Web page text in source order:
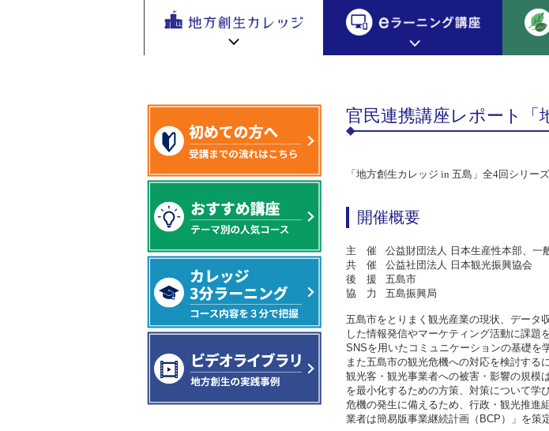
地方創生カレッジ
地方創生カレッジ HOME
新着情報
地方創生カレッジ活用の流れ eラーニング講座 HOME
ビデオライブラリ
eラーニ
e ラーニング講座 HOME
初めての方へ
連携・交流ひろば HOME
連携・交流ひろばについて
全国で活躍する地方創生専門人材 地方創生の実践事例紹
地方創生応援プロジェクト
地方創生
を無料eラ
講座が200
官民連携講座
官民連携講座レポート「
「地方創生カレッジ in 五島」全4回シリー
開催概要
主 催
公益財団法人 日本生産性本部、一
共 催
公益社団法人 日本観光振興協会
後 援
五島市
協 力
五島振興局
五島市をとりまく観光産業の現状、データ
した情報発信やマーケティング活動に課題
SNSを用いたコミュニケーションの基礎を
また五島市の観光危機への対応を検討する
観光客・観光事業者への被害・影響の規模
を最小化するための方策、対策について学
危機の発生に備えるため、行政・観光推進
業者は簡易版事業継続計画（ BCP ）」を策